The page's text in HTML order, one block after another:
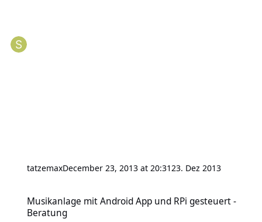
tatzemaxDecember 23, 2013 at 20:3123. Dez 2013
Musikanlage mit Android App und RPi gesteuert -
Beratung